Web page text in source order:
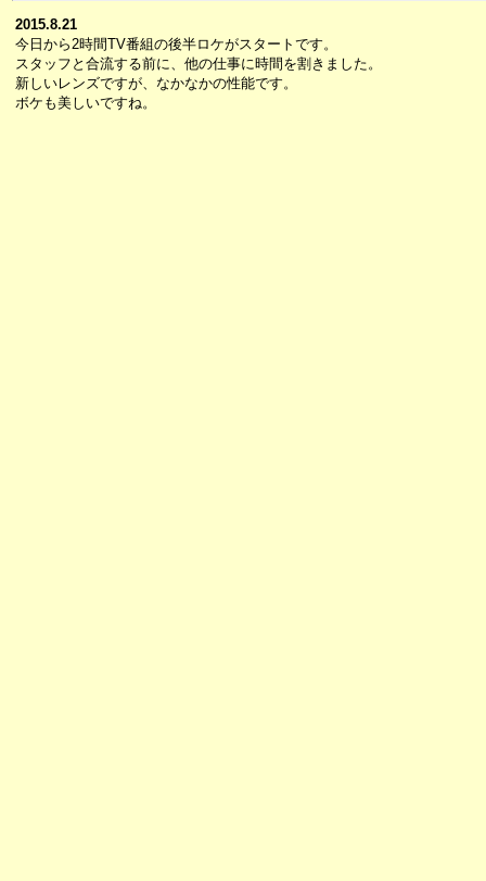
2015.8.21
今日から2時間TV番組の後半ロケがスタートです。
スタッフと合流する前に、他の仕事に時間を割きました。
新しいレンズですが、なかなかの性能です。
ボケも美しいですね。